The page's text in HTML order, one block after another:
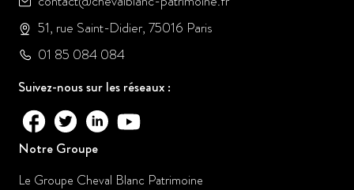
51, rue Saint-Didier, 75016 Paris
01 85 084 084
Suivez-nous sur les réseaux :
Notre Groupe
Le Groupe Cheval Blanc Patrimoine